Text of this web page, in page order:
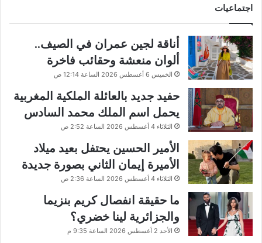
اجتماعيات
أناقة لجين عمران في الصيف..
ألوان منعشة وحقائب فاخرة
الخميس 6 أغسطس 2026 الساعة 12:14 ص
حفيد جديد بالعائلة الملكية المغربية
يحمل اسم الملك محمد السادس
الثلاثاء 4 أغسطس 2026 الساعة 2:52 ص
الأمير الحسين يحتفل بعيد ميلاد
الأميرة إيمان الثاني بصورة جديدة
الثلاثاء 4 أغسطس 2026 الساعة 2:36 ص
ما حقيقة انفصال كريم بنزيما
والجزائرية لينا خضري؟
الأحد 2 أغسطس 2026 الساعة 9:35 م